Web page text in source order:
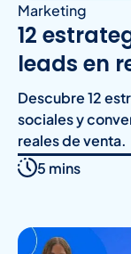
Marketing
12
leads en
Descubre 12
sociales y
reales de venta.
5 mins